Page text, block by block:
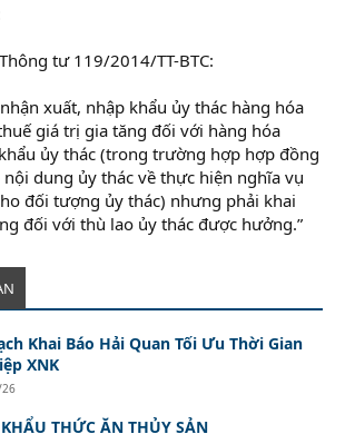
tư 119/2014/TT-BTC:
xuất, nhập khẩu ủy thác hàng hóa
giá trị gia tăng đối với hàng hóa
ủy thác (trong trường hợp hợp đồng
dung ủy thác về thực hiện nghĩa vụ
đối tượng ủy thác) nhưng phải khai
đối với thù lao ủy thác được hưởng.”
Khai Báo Hải Quan Tối Ưu Thời Gian
XNK
THỨC ĂN THỦY SẢN